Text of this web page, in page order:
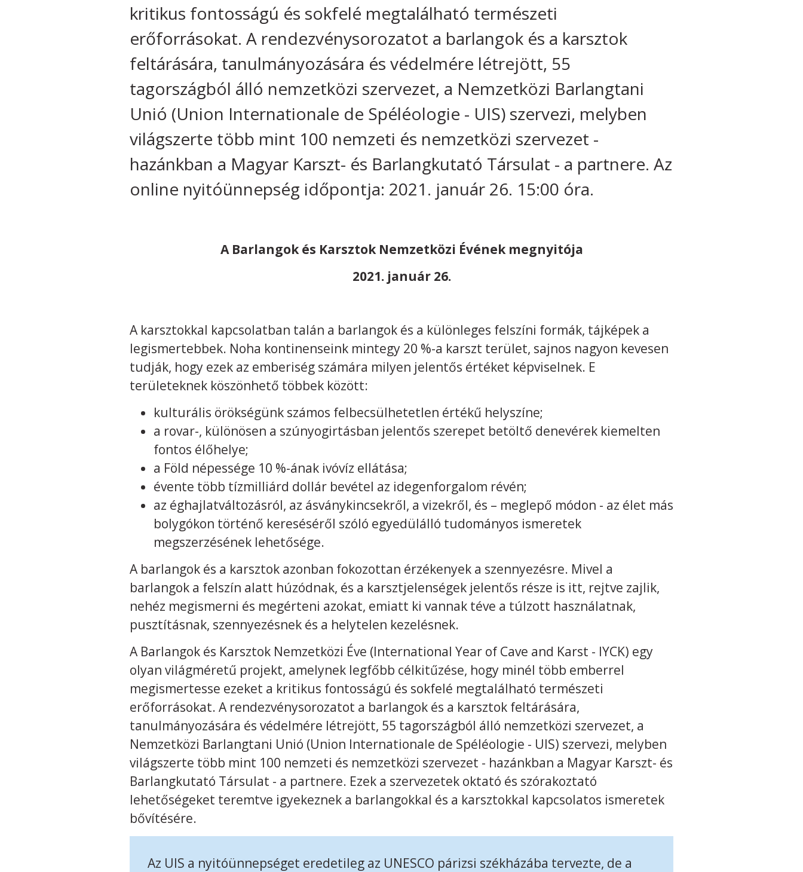
kritikus fontosságú és sokfelé megtalálható természeti
erőforrásokat. A rendezvénysorozatot a barlangok és a karsztok
feltárására, tanulmányozására és védelmére létrejött, 55
tagországból álló nemzetközi szervezet, a Nemzetközi Barlangtani
Unió (Union Internationale de Spéléologie - UIS) szervezi, melyben
világszerte több mint 100 nemzeti és nemzetközi szervezet -
hazánkban a Magyar Karszt- és Barlangkutató Társulat - a partnere. Az
online nyitóünnepség időpontja: 2021. január 26. 15:00 óra.
A Barlangok és Karsztok Nemzetközi Évének megnyitója
2021. január 26.
A karsztokkal kapcsolatban talán a barlangok és a különleges felszíni formák, tájképek a
legismertebbek. Noha kontinenseink mintegy 20 %-a karszt terület, sajnos nagyon kevesen
tudják, hogy ezek az emberiség számára milyen jelentős értéket képviselnek. E
területeknek köszönhető többek között:
kulturális örökségünk számos felbecsülhetetlen értékű helyszíne;
a rovar-, különösen a szúnyogirtásban jelentős szerepet betöltő denevérek kiemelten
fontos élőhelye;
a Föld népessége 10 %-ának ivóvíz ellátása;
évente több tízmilliárd dollár bevétel az idegenforgalom révén;
az éghajlatváltozásról, az ásványkincsekről, a vizekről, és – meglepő módon - az élet más
bolygókon történő kereséséről szóló egyedülálló tudományos ismeretek
megszerzésének lehetősége.
A barlangok és a karsztok azonban fokozottan érzékenyek a szennyezésre. Mivel a
barlangok a felszín alatt húzódnak, és a karsztjelenségek jelentős része is itt, rejtve zajlik,
nehéz megismerni és megérteni azokat, emiatt ki vannak téve a túlzott használatnak,
pusztításnak, szennyezésnek és a helytelen kezelésnek.
A Barlangok és Karsztok Nemzetközi Éve (International Year of Cave and Karst - IYCK) egy
olyan világméretű projekt, amelynek legfőbb célkitűzése, hogy minél több emberrel
megismertesse ezeket a kritikus fontosságú és sokfelé megtalálható természeti
erőforrásokat. A rendezvénysorozatot a barlangok és a karsztok feltárására,
tanulmányozására és védelmére létrejött, 55 tagországból álló nemzetközi szervezet, a
Nemzetközi Barlangtani Unió (Union Internationale de Spéléologie - UIS) szervezi, melyben
világszerte több mint 100 nemzeti és nemzetközi szervezet - hazánkban a Magyar Karszt- és
Barlangkutató Társulat - a partnere. Ezek a szervezetek oktató és szórakoztató
lehetőségeket teremtve igyekeznek a barlangokkal és a karsztokkal kapcsolatos ismeretek
bővítésére.
Az UIS a nyitóünnepséget eredetileg az UNESCO párizsi székházába tervezte, de a